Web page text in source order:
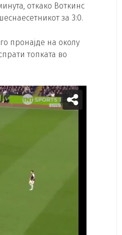
откако Воткинс
за 3:0.
пронајде на околу
топката во